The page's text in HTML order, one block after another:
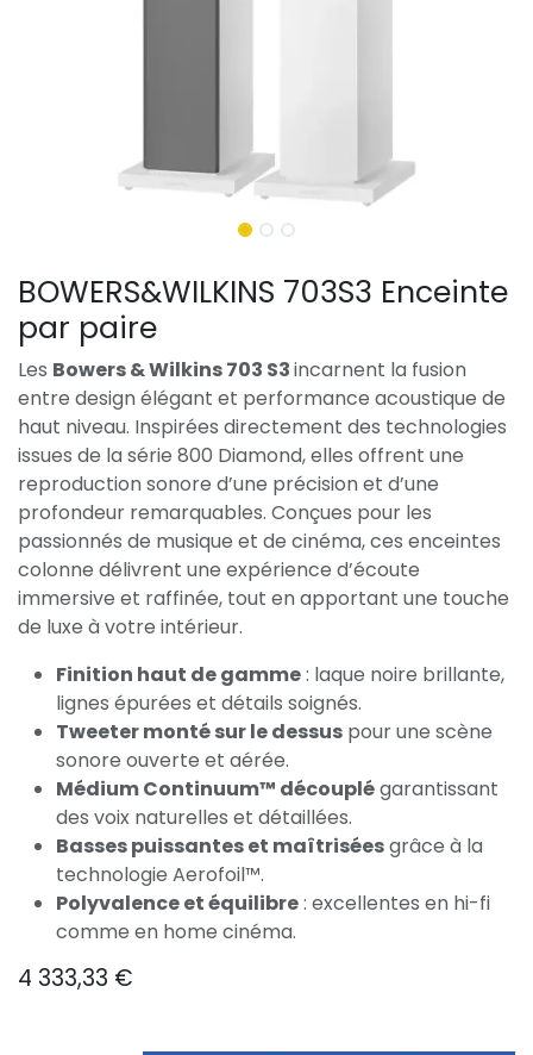
BOWERS&WILKINS 703S3 Enceinte
par paire
Les Bowers & Wilkins 703 S3incarnent la fusion
entre design élégant et performance acoustique de
haut niveau. Inspirées directement des technologies
issues de la série 800 Diamond, elles offrent une
reproduction sonore d’une précision et d’une
profondeur remarquables. Conçues pour les
passionnés de musique et de cinéma, ces enceintes
colonne délivrent une expérience d’écoute
immersive et raffinée, tout en apportant une touche
de luxe à votre intérieur.
Finition haut de gamme: laque noire brillante,
lignes épurées et détails soignés.
Tweeter monté sur le dessus pour une scène
sonore ouverte et aérée.
Médium Continuum™ découplégarantissant
des voix naturelles et détaillées.
Basses puissantes et maîtriséesgrâce à la
technologie Aerofoil™.
Polyvalence et équilibre: excellentes en hi-fi
comme en home cinéma.
4 333,33 €